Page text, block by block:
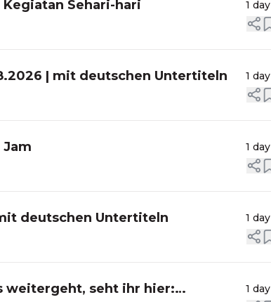
Kegiatan Sehari-hari 1 day
| mit deutschen Untertiteln 1 day
Jam 1 day
deutschen Untertiteln 1 day
weitergeht, seht ihr hier:
1 day